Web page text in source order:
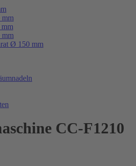
mm
mm
Ø 150 mm
CC-F1210